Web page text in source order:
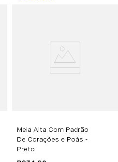
Meia Alta Com Padrão
De Corações e Poás -
Preto